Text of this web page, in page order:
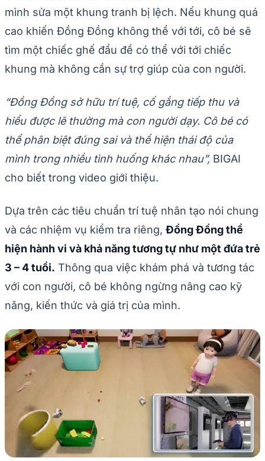
mình sửa một khung tranh bị lệch. Nếu khung quá
cao khiến Đồng Đồng không thể với tới, cô bé sẽ
tìm một chiếc ghế đẩu để có thể với tới chiếc
khung mà không cần sự trợ giúp của con người.
“Đồng Đồng sở hữu trí tuệ, cố gắng tiếp thu và
hiểu được lẽ thường mà con người dạy. Cô bé có
thể phân biệt đúng sai và thể hiện thái độ của
mình trong nhiều tình huống khác nhau”, BIGAI
cho biết trong video giới thiệu.
Dựa trên các tiêu chuẩn trí tuệ nhân tạo nói chung
và các nhiệm vụ kiểm tra riêng, Đồng Đồng thể
hiện hành vi và khả năng tương tự như một đứa trẻ
3 – 4 tuổi. Thông qua việc khám phá và tương tác
với con người, cô bé không ngừng nâng cao kỹ
năng, kiến thức và giá trị của mình.